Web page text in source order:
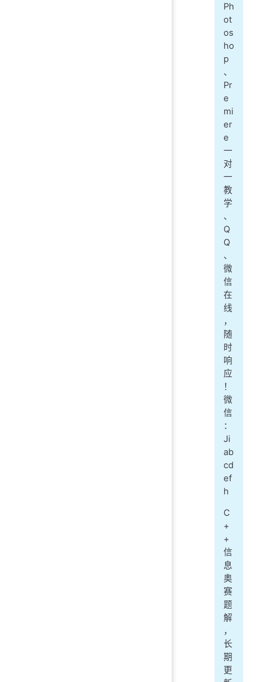
Ph
ot
os
ho
p
、
Pr
e
mi
er
e
一
对
一
教
学
、
Q
Q
、
微
信
在
线
，
随
时
响
应
！
微
信
：
Ji
ab
cd
ef
h
C
+
+
信
息
奥
赛
题
解
，
长
期
更